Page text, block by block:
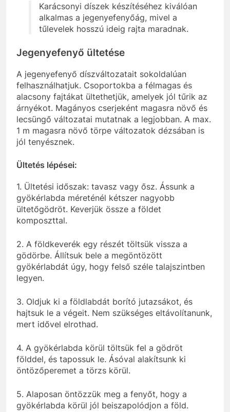
Karácsonyi díszek készítéséhez kiválóan
alkalmas a jegenyefenyőág, mivel a
tűlevelek hosszú ideig rajta maradnak.
Jegenyefenyő ültetése
A jegenyefenyő díszváltozatait sokoldalúan
felhasználhatjuk. Csoportokba a félmagas és
alacsony fajtákat ültethetjük, amelyek jól tűrik az
árnyékot. Magányos cserjeként magasra növő és
lecsüngő változatai mutatnak a legjobban. A max.
1 m magasra növő törpe változatok dézsában is
jól tenyésznek.
Ültetés lépései:
1. Ültetési időszak: tavasz vagy ősz. Ássunk a
gyökérlabda méreténél kétszer nagyobb
ültetőgödröt. Keverjük össze a földet
komposzttal.
2. A földkeverék egy részét töltsük vissza a
gödörbe. Állítsuk bele a megöntözött
gyökérlabdát úgy, hogy felső széle talajszintben
legyen.
3. Oldjuk ki a földlabdát borító jutazsákot, és
hajtsuk le a végeit. Nem szükséges eltávolítanunk,
mert idővel elrothad.
4. A gyökérlabda körül töltsük fel a gödröt
földdel, és tapossuk le. Ásóval alakítsunk ki
öntözőperemet a törzs körül.
5. Alaposan öntözzük meg a fenyőt, hogy a
gyökérlabda körül jól beiszapolódjon a föld.